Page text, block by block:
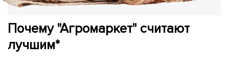
Почему "Агромаркет" считают
лучшим*